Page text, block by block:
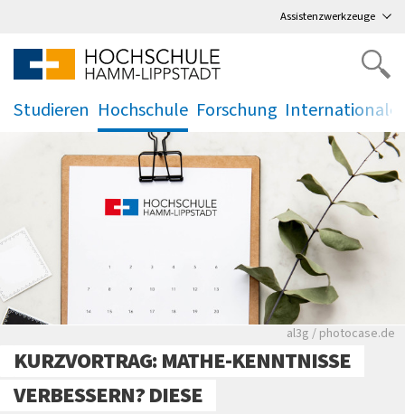
Assistenzwerkzeuge
Studieren Hochschule
.
Forschung
.
Rote leere
al3g / photocase.de
KURZVORTRAG: MATHE-KENNTNISSE
VERBESSERN? DIESE